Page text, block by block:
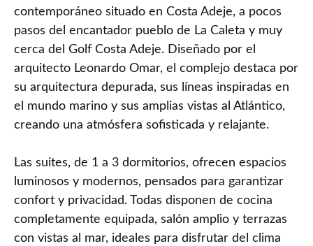
contemporáneo situado en Costa Adeje, a pocos
pasos del encantador pueblo de La Caleta y muy
cerca del Golf Costa Adeje. Diseñado por el
arquitecto Leonardo Omar, el complejo destaca por
su arquitectura depurada, sus líneas inspiradas en
el mundo marino y sus amplias vistas al Atlántico,
creando una atmósfera sofisticada y relajante.
Las suites, de 1 a 3 dormitorios, ofrecen espacios
luminosos y modernos, pensados para garantizar
confort y privacidad. Todas disponen de cocina
completamente equipada, salón amplio y terrazas
con vistas al mar, ideales para disfrutar del clima